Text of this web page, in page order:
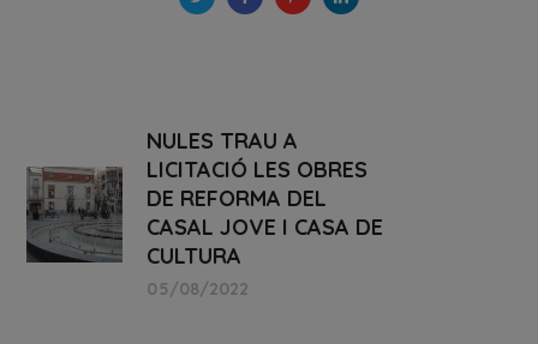
NULES TRAU A
LICITACIÓ LES OBRES
DE REFORMA DEL
CASAL JOVE I CASA DE
CULTURA
05/08/2022